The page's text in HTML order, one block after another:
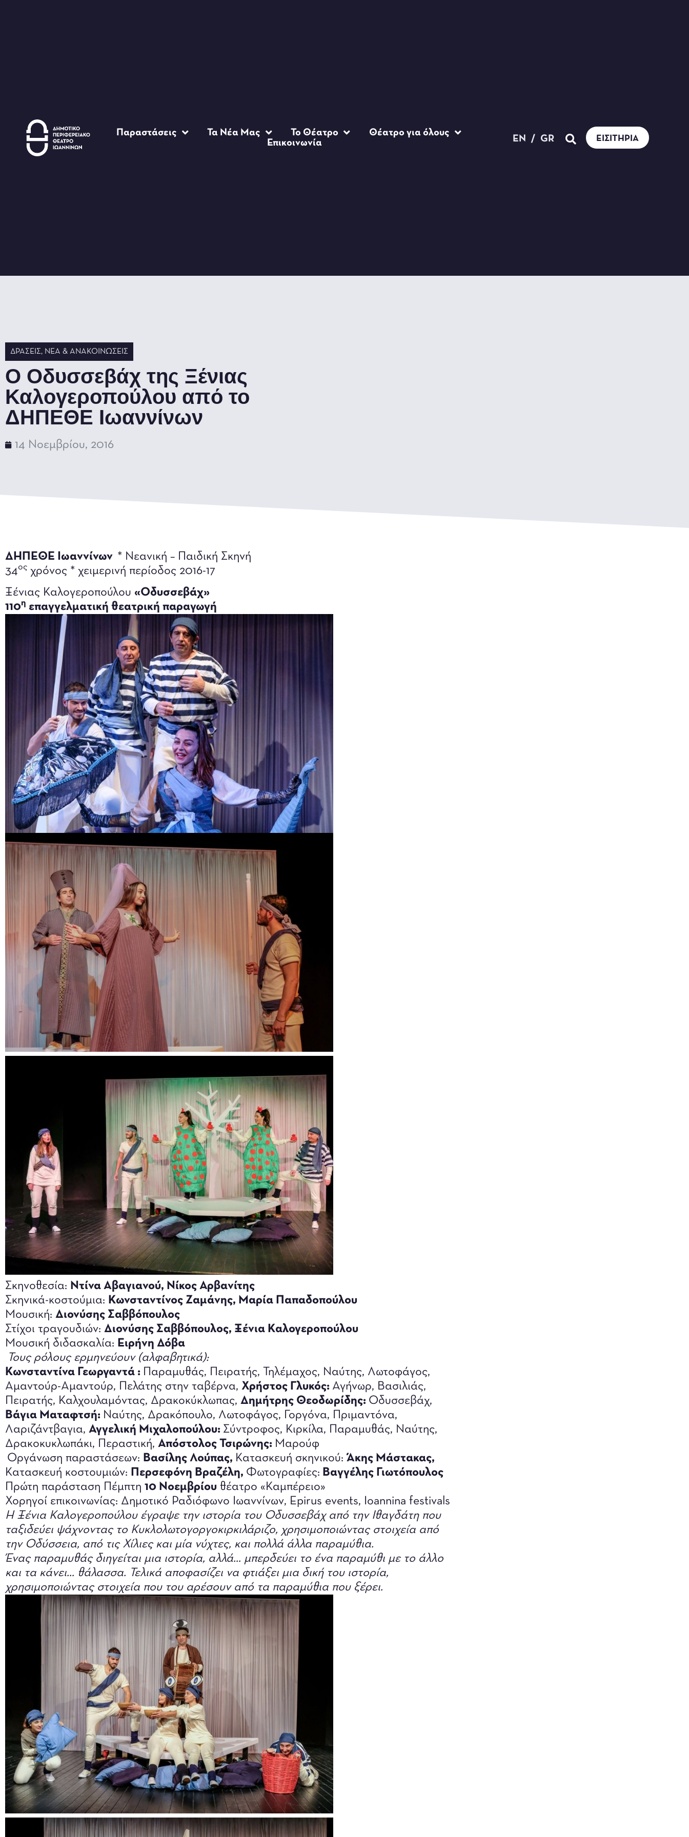
Παραστάσεις Τα Νέα Μας Το Θέατρο
Θέατρο για όλους
Επικοινωνία
EN / GR ΕΙΣΙΤΉΡΙΑ
ΔΡΆΣΕΙΣ, ΝΈΑ & ΑΝΑΚΟΙΝΏΣΕΙΣ
Ο Οδυσσεβάχ της Ξένιας
Καλογεροπούλου από το
ΔΗΠΕΘΕ Ιωαννίνων
14 Νοεμβρίου, 2016
ΔΗΠΕΘΕ Ιωαννίνων * Νεανική – Παιδική Σκηνή
34ος χρόνος * χειμερινή περίοδος 2016-17
Ξένιας Καλογεροπούλου «Οδυσσεβάχ»
110η επαγγελματική θεατρική παραγωγή
Σκηνοθεσία: Ντίνα Αβαγιανού, Νίκος Αρβανίτης
Σκηνικά-κοστούμια: Κωνσταντίνος Ζαμάνης, Μαρία Παπαδοπούλου
Μουσική: Διονύσης Σαββόπουλος
Στίχοι τραγουδιών: Διονύσης Σαββόπουλος, Ξένια Καλογεροπούλου
Μουσική διδασκαλία: Ειρήνη Δόβα
Τους ρόλους ερμηνεύουν (αλφαβητικά):
Κωνσταντίνα Γεωργαντά : Παραμυθάς, Πειρατής, Τηλέμαχος, Ναύτης, Λωτοφάγος,
Αμαντούρ-Αμαντούρ, Πελάτης στην ταβέρνα, Χρήστος Γλυκός: Αγήνωρ, Βασιλιάς,
Πειρατής, Καλχουλαμόντας, Δρακοκύκλωπας, Δημήτρης Θεοδωρίδης: Οδυσσεβάχ,
Βάγια Ματαφτσή: Ναύτης, Δρακόπουλο, Λωτοφάγος, Γοργόνα, Πριμαντόνα,
Λαριζάντβαγια, Αγγελική Μιχαλοπούλου: Σύντροφος, Κιρκίλα, Παραμυθάς, Ναύτης,
Δρακοκυκλωπάκι, Περαστική, Απόστολος Τσιρώνης: Μαρούφ
Οργάνωση παραστάσεων: Βασίλης Λούπας, Κατασκευή σκηνικού:Άκης Μάστακας,
Κατασκευή κοστουμιών: Περσεφόνη Βραζέλη, Φωτογραφίες: Βαγγέλης Γιωτόπουλος
Πρώτη παράσταση Πέμπτη 10 Νοεμβρίου θέατρο «Καμπέρειο»
Χορηγοί επικοινωνίας: Δημοτικό Ραδιόφωνο Ιωαννίνων, Epirus events, Ioannina festivals
Η Ξένια Καλογεροπούλου έγραψε την ιστορία του Οδυσσεβάχ από την Ιθαγδάτη που
ταξιδεύει ψάχνοντας το Κυκλολωτογοργοκιρκιλάριζο, χρησιμοποιώντας στοιχεία από
την Οδύσσεια, από τις Χίλιες και μία νύχτες, και πολλά άλλα παραμύθια.
Ένας παραμυθάς διηγείται μια ιστορία, αλλά… μπερδεύει το ένα παραμύθι με το άλλο
και τα κάνει… θάλασσα. Τελικά αποφασίζει να φτιάξει μια δική του ιστορία,
χρησιμοποιώντας στοιχεία που του αρέσουν από τα παραμύθια που ξέρει.